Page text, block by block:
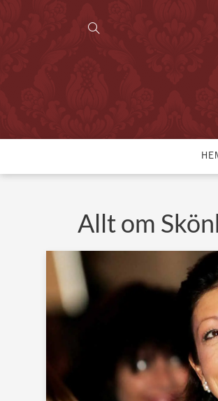
Allt om